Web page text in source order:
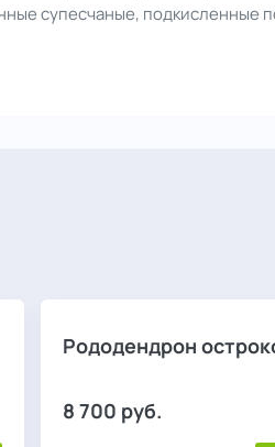
супесчаные, подкисленные
Рододендрон
8 700 руб.